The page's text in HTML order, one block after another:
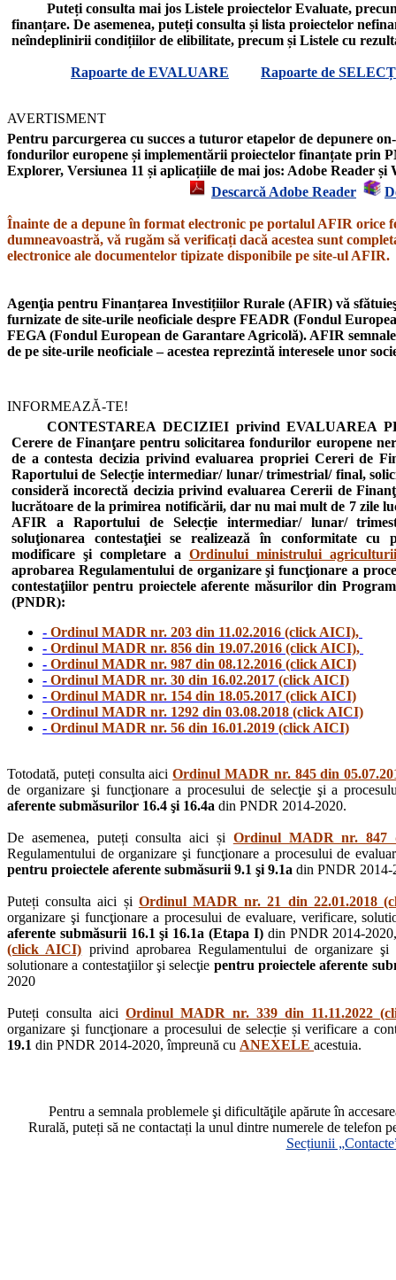
Puteți consulta mai jos Listele proiectelor Evaluate,
finanțare. De asemenea, puteți consulta și lista proiectelor
neîndeplinirii condițiilor de elibilitate, precum și Listele cu
Rapoarte de EVALUARE Rapoarte de
AVERTISMENT
Pentru parcurgerea cu succes a tuturor etapelor de depunere
fondurilor europene și implementării proiectelor finanțate prin
Explorer, Versiunea 11 și aplicațiile de mai jos: Adobe Reader și
Descarcă Adobe Reader
Înainte de a depune în format electronic pe portalul AFIR orice
dumneavoastră, vă rugăm să verificați dacă acestea sunt
electronice ale documentelor tipizate disponibile pe site-ul AFIR.
Agenţia pentru Finanțarea Investițiilor Rurale (AFIR) vă
furnizate de site-urile neoficiale despre FEADR (Fondul
FEGA (Fondul European de Garantare Agricolă). AFIR
de pe site-urile neoficiale – acestea reprezintă interesele unor
INFORMEAZĂ-TE!
CONTESTAREA DECIZIEI privind EVALUAREA
Cerere de Finanţare pentru solicitarea fondurilor europene
de a contesta decizia privind evaluarea propriei Cereri de
Raportului de Selecție intermediar/ lunar/ trimestrial/ final,
consideră incorectă decizia privind evaluarea Cererii de
lucrătoare de la primirea notificării, dar nu mai mult de 7 zile
AFIR a Raportului de Selecție intermediar/ lunar/
soluţionarea contestaţiei se realizează în conformitate cu
modificare şi completare a Ordinului ministrului
aprobarea Regulamentului de organizare şi funcţionare a
contestaţiilor pentru proiectele aferente măsurilor din
(PNDR):
- Ordinul MADR nr. 203 din 11.02.2016 (click AICI),
- Ordinul MADR nr. 856 din 19.07.2016 (click AICI),
- Ordinul MADR nr. 987 din 08.12.2016 (click AICI)
- Ordinul MADR nr. 30 din 16.02.2017 (click AICI)
- Ordinul MADR nr. 154 din 18.05.2017 (click AICI)
- Ordinul MADR nr. 1292 din 03.08.2018 (click AICI)
- Ordinul MADR nr. 56 din 16.01.2019 (click AICI)
Totodată, puteți consulta aiciOrdinul MADR nr. 845 din
de organizare şi funcţionare a procesului de selecţie şi a
aferente submăsurilor 16.4 şi 16.4a din PNDR 2014-2020.
De asemenea, puteți consulta aici și Ordinul MADR nr. 847
Regulamentului de organizare şi funcţionare a procesului de
pentru proiectele aferente submăsurii 9.1 şi 9.1a din PNDR 2014-
Puteți consulta aici și Ordinul MADR nr. 21 din 22.01.2018
organizare şi funcţionare a procesului de evaluare, verificare,
aferente submăsurii 16.1 şi 16.1a (Etapa I)din PNDR 2014-
(click AICI) privind aprobarea Regulamentului de organizare
solutionare a contestaţiilor şi selecţie pentru proiectele aferente
2020
Puteți consulta aici Ordinul MADR nr. 339 din 11.11.2022
organizare şi funcţionare a procesului de selecție și verificare a
19.1 din PNDR 2014-2020, împreună cu ANEXELE acestuia.
Pentru a semnala problemele şi dificultăţile apărute în
Rurală, puteți să ne contactați la unul dintre numerele de telefon
Secțiunii